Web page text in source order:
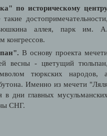
по историческому
аллея, парк им.
конгрессов.
В основу проекта
весны - цветущий
тюркских народов,
Именно из мечети
в дни главных
СНГ.